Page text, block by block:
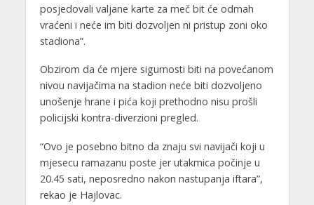
posjedovali valjane karte za meč bit će odmah
vraćeni i neće im biti dozvoljen ni pristup zoni oko
stadiona”.
Obzirom da će mjere sigurnosti biti na povećanom
nivou navijačima na stadion neće biti dozvoljeno
unošenje hrane i pića koji prethodno nisu prošli
policijski kontra-diverzioni pregled.
“Ovo je posebno bitno da znaju svi navijači koji u
mjesecu ramazanu poste jer utakmica počinje u
20.45 sati, neposredno nakon nastupanja iftara”,
rekao je Hajlovac.